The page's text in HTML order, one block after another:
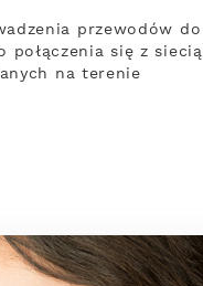
przewodów do
połączenia się z siecią
na terenie